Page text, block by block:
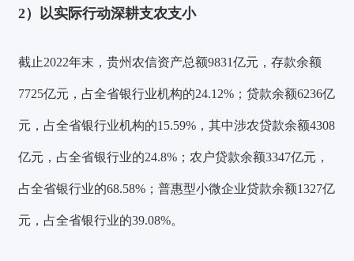
2）以实际行动深耕支农支小
截止2022年末，贵州农信资产总额9831亿元，存款余额
7725亿元，占全省银行业机构的24.12%；贷款余额6236亿
元，占全省银行业机构的15.59%，其中涉农贷款余额4308
亿元，占全省银行业的24.8%；农户贷款余额3347亿元，
占全省银行业的68.58%；普惠型小微企业贷款余额1327亿
元，占全省银行业的39.08%。